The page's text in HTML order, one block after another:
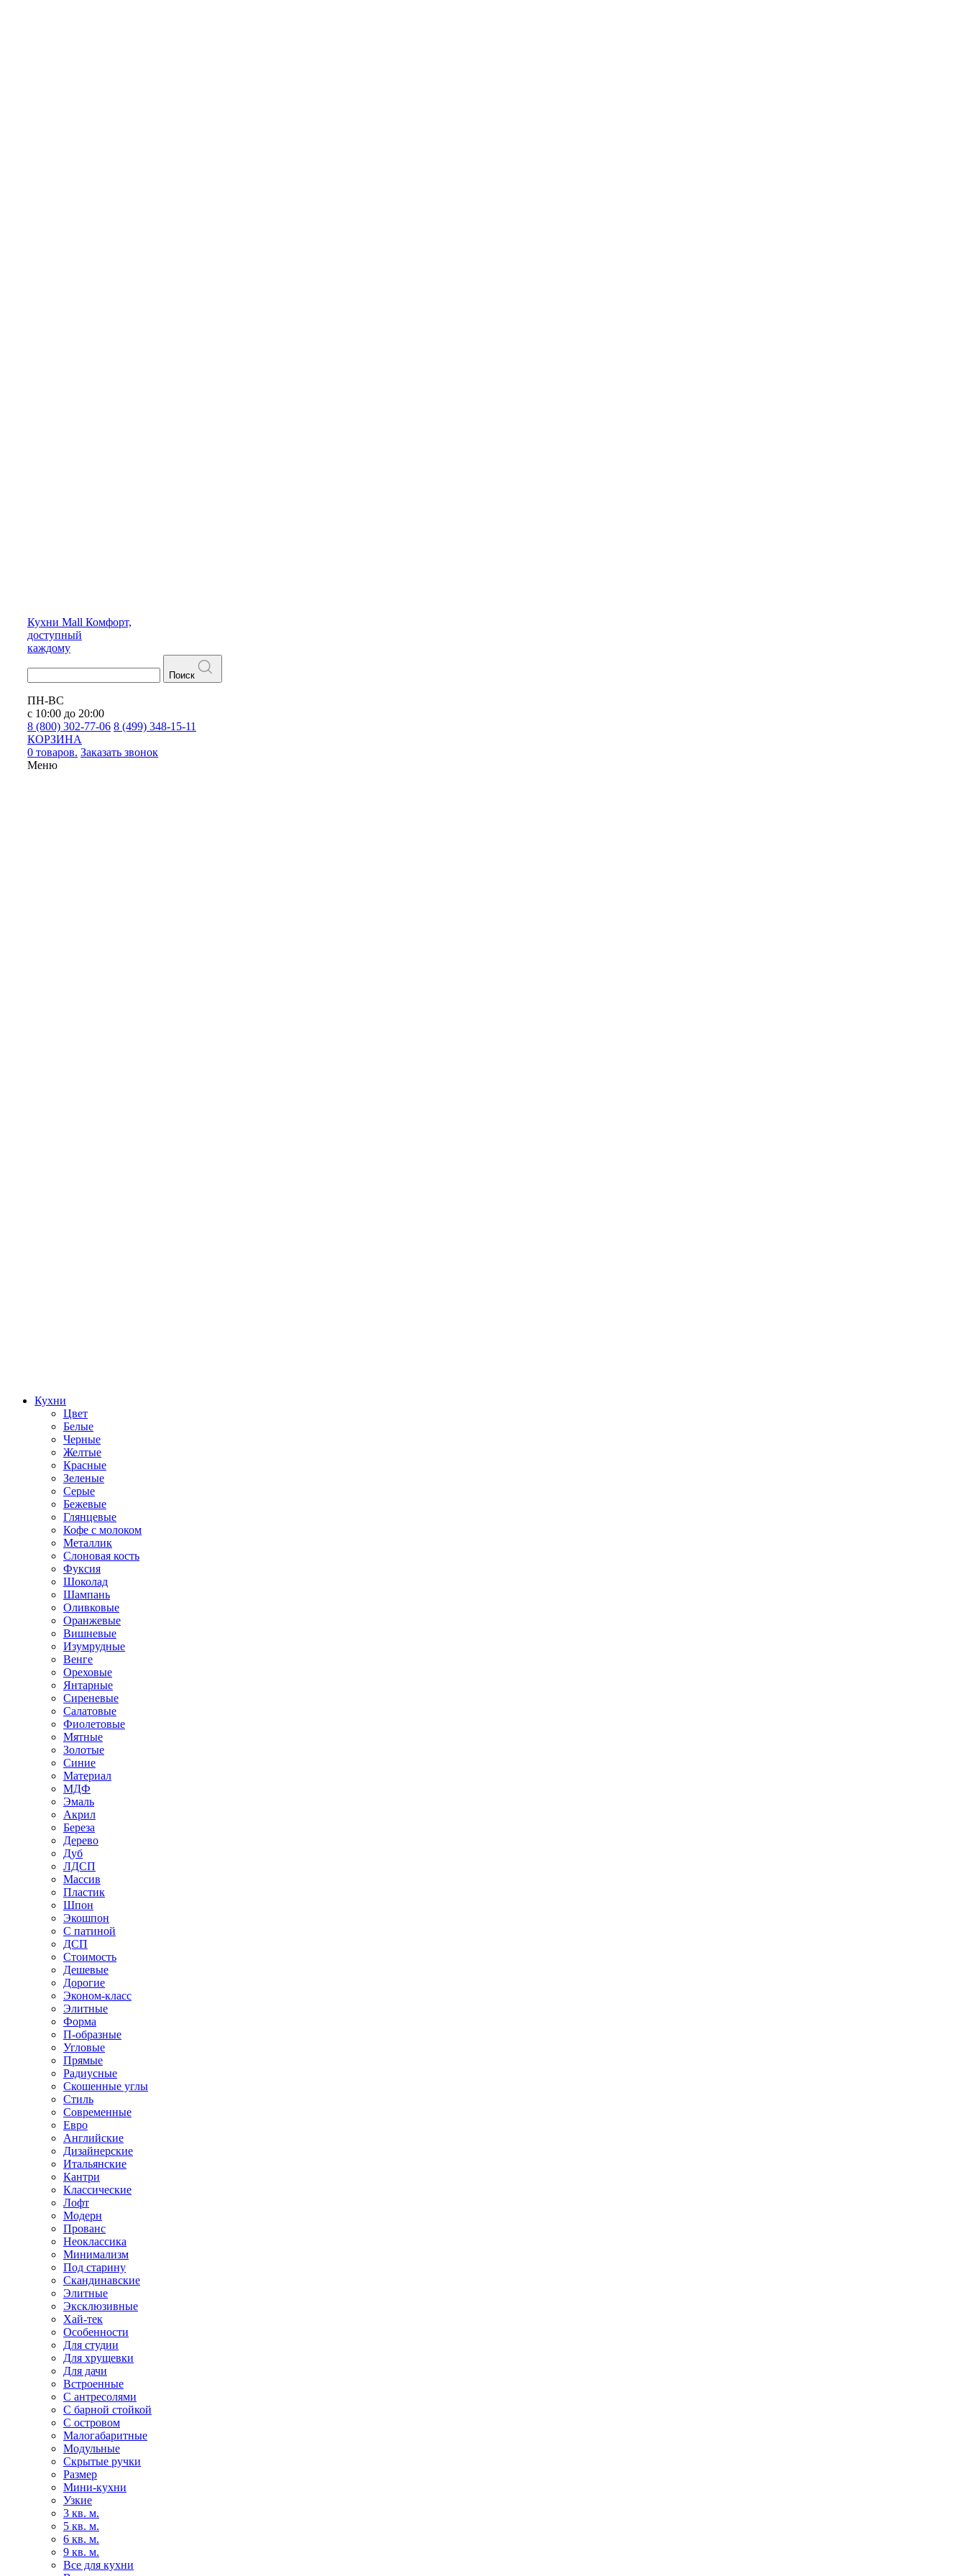
Кухни Mall Комфорт,
доступный
каждому
Поиск
ПН-ВС
с 10:00 до 20:00
8 (800) 302-77-06 8 (499) 348-15-11
КОРЗИНА
0 товаров. Заказать звонок
Меню
Кухни
Цвет
Белые
Черные
Желтые
Красные
Зеленые
Серые
Бежевые
Глянцевые
Кофе с молоком
Металлик
Слоновая кость
Фуксия
Шоколад
Шампань
Оливковые
Оранжевые
Вишневые
Изумрудные
Венге
Ореховые
Янтарные
Сиреневые
Салатовые
Фиолетовые
Мятные
Золотые
Синие
Материал
МДФ
Эмаль
Акрил
Береза
Дерево
Дуб
ЛДСП
Массив
Пластик
Шпон
Экошпон
С патиной
ДСП
Стоимость
Дешевые
Дорогие
Эконом-класс
Элитные
Форма
П-образные
Угловые
Прямые
Радиусные
Скошенные углы
Стиль
Современные
Евро
Английские
Дизайнерские
Итальянские
Кантри
Классические
Лофт
Модерн
Прованс
Неоклассика
Минимализм
Под старину
Скандинавские
Элитные
Эксклюзивные
Хай-тек
Особенности
Для студии
Для хрущевки
Для дачи
Встроенные
С антресолями
С барной стойкой
С островом
Малогабаритные
Модульные
Скрытые ручки
Размер
Мини-кухни
Узкие
3 кв. м.
5 кв. м.
6 кв. м.
9 кв. м.
Все для кухни